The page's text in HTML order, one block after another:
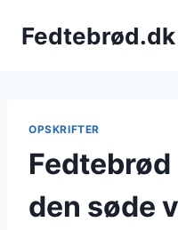
Fedtebrød.dk
OPSKRIFTER
den søde